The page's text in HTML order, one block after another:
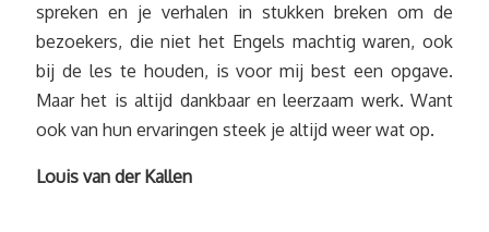
spreken en je verhalen in stukken breken om de
bezoekers, die niet het Engels machtig waren, ook
bij de les te houden, is voor mij best een opgave.
Maar het is altijd dankbaar en leerzaam werk. Want
ook van hun ervaringen steek je altijd weer wat op.
Louis van der Kallen